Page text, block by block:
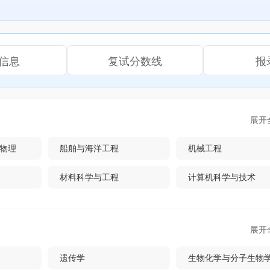
息 复试分数线 报
展开
理 船舶与海洋工程 机械工程
材料科学与工程 计算机科学与技术
展开
遗传学 生物化学与分子生物